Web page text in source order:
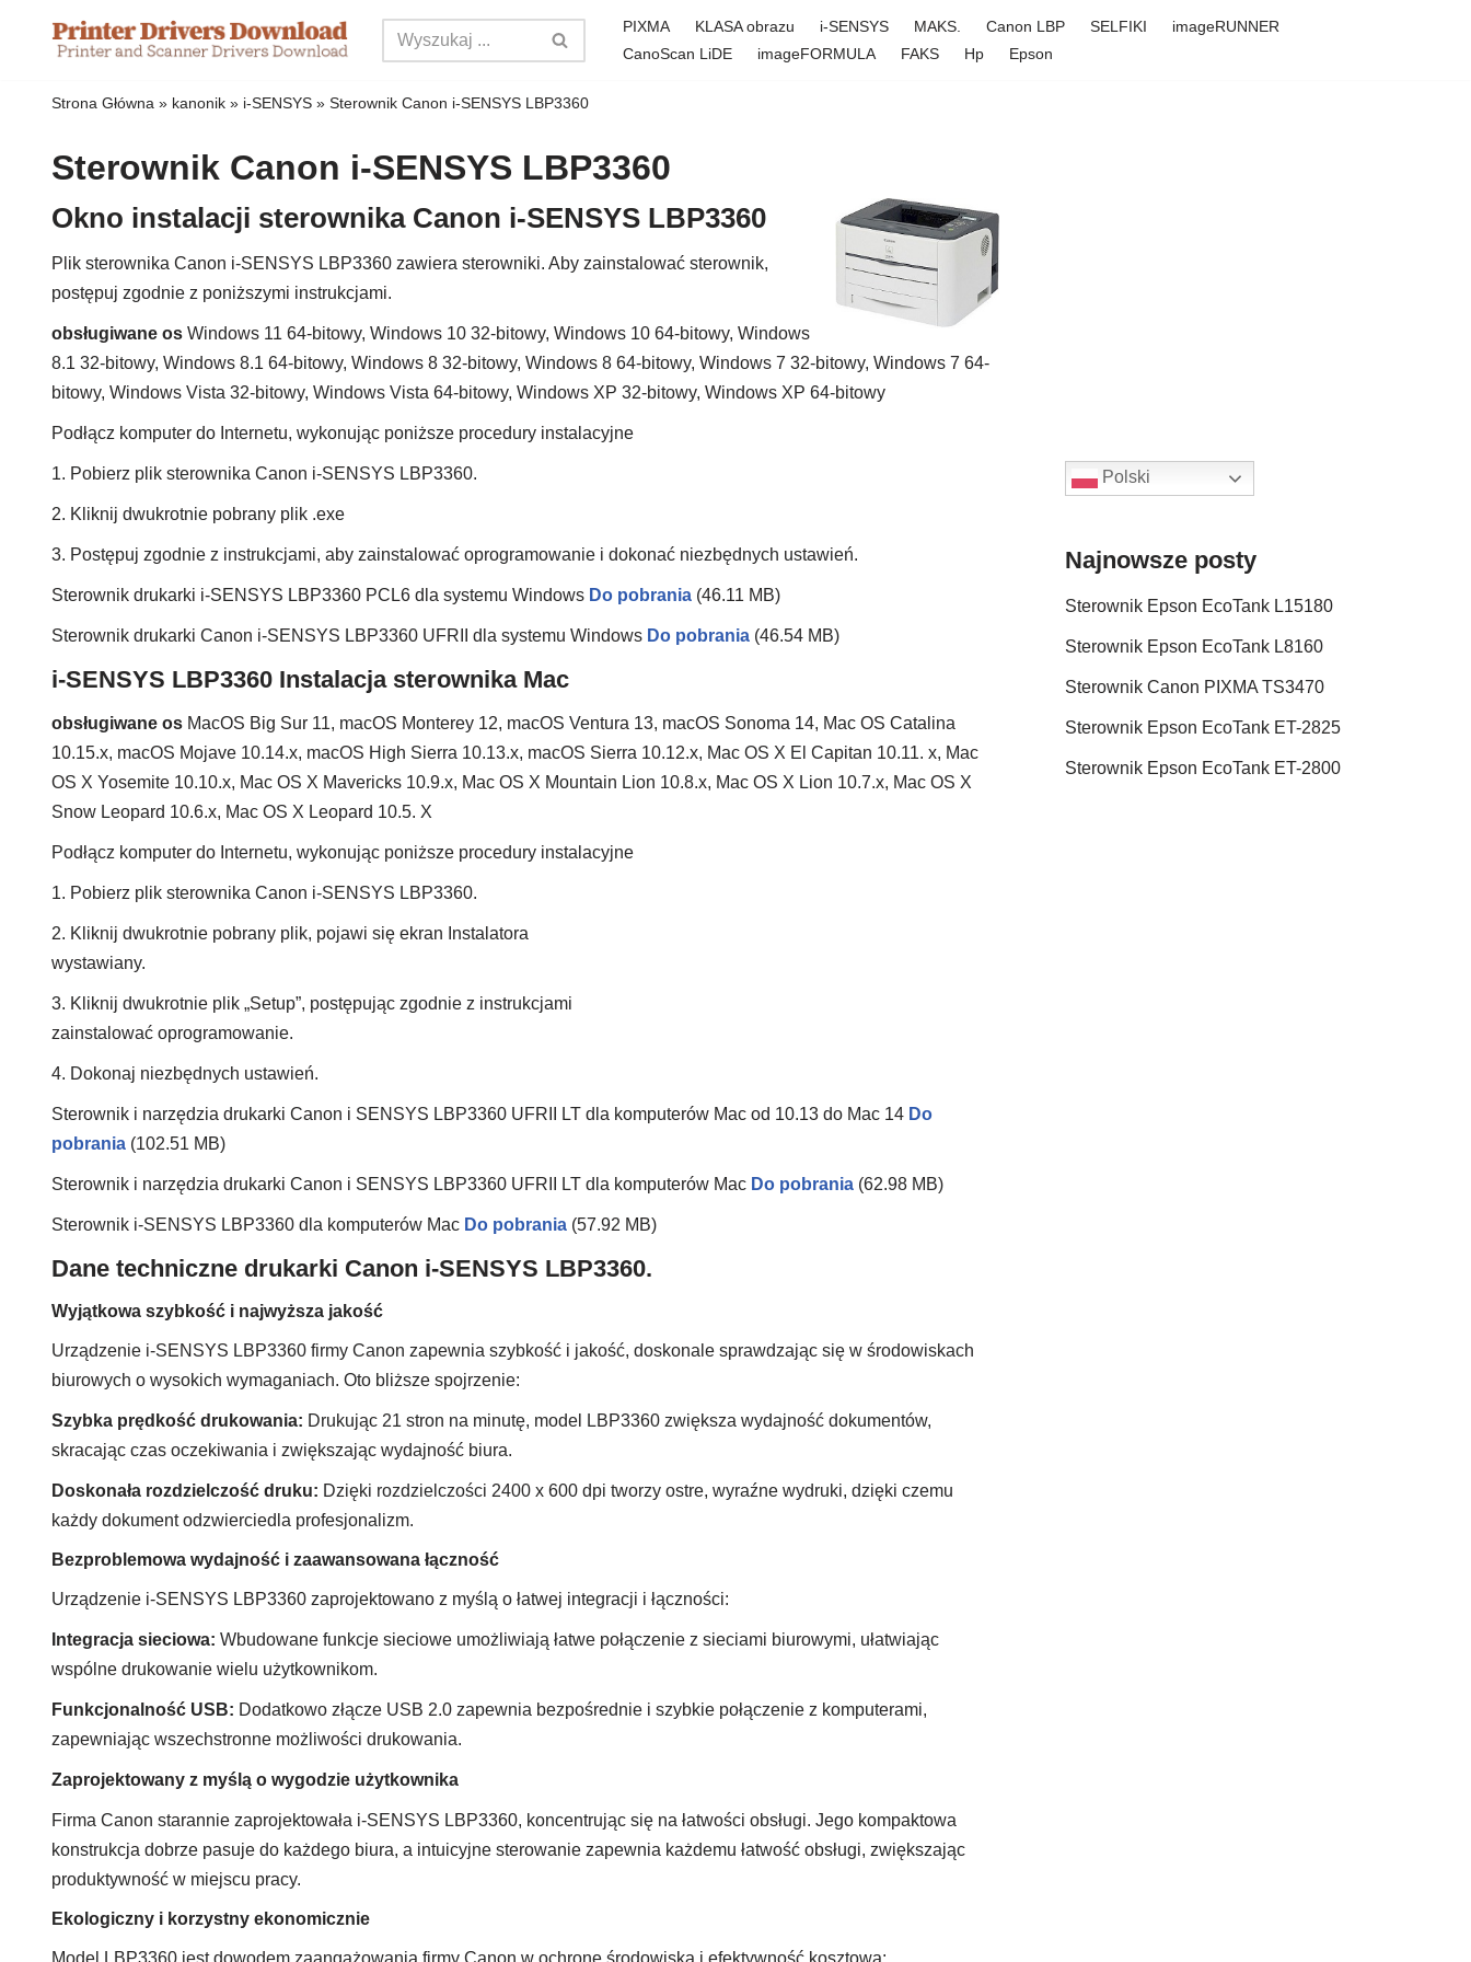
Przejdź
PIXMA KLASA obrazu i-SENSYS MAKS. Canon LBP SELFIKI
imageRUNNER
CanoScan LiDE
imageFORMULA FAKS Hp Epson
Strona Główna » kanonik » i-SENSYS » Sterownik Canon i-SENSYS LBP3360
Sterownik Canon i-SENSYS LBP3360
Okno instalacji sterownika Canon i-SENSYS LBP3360
Plik sterownika Canon i-SENSYS LBP3360 zawiera sterowniki. Aby zainstalować sterownik,
postępuj zgodnie z poniższymi instrukcjami.
obsługiwane os Windows 11 64-bitowy, Windows 10 32-bitowy, Windows 10 64-bitowy, Windows
8.1 32-bitowy, Windows 8.1 64-bitowy, Windows 8 32-bitowy, Windows 8 64-bitowy, Windows 7 32-bitowy, Windows 7 64-
bitowy, Windows Vista 32-bitowy, Windows Vista 64-bitowy, Windows XP 32-bitowy, Windows XP 64-bitowy
Podłącz komputer do Internetu, wykonując poniższe procedury instalacyjne
1. Pobierz plik sterownika Canon i-SENSYS LBP3360.
2. Kliknij dwukrotnie pobrany plik .exe
3. Postępuj zgodnie z instrukcjami, aby zainstalować oprogramowanie i dokonać niezbędnych ustawień.
Sterownik drukarki i-SENSYS LBP3360 PCL6 dla systemu Windows Do pobrania (46.11 MB)
Sterownik drukarki Canon i-SENSYS LBP3360 UFRII dla systemu Windows Do pobrania (46.54 MB)
i-SENSYS LBP3360 Instalacja sterownika Mac
obsługiwane os MacOS Big Sur 11, macOS Monterey 12, macOS Ventura 13, macOS Sonoma 14, Mac OS Catalina
10.15.x, macOS Mojave 10.14.x, macOS High Sierra 10.13.x, macOS Sierra 10.12.x, Mac OS X El Capitan 10.11. x, Mac
OS X Yosemite 10.10.x, Mac OS X Mavericks 10.9.x, Mac OS X Mountain Lion 10.8.x, Mac OS X Lion 10.7.x, Mac OS X
Snow Leopard 10.6.x, Mac OS X Leopard 10.5. X
Podłącz komputer do Internetu, wykonując poniższe procedury instalacyjne
1. Pobierz plik sterownika Canon i-SENSYS LBP3360.
2. Kliknij dwukrotnie pobrany plik, pojawi się ekran Instalatora
wystawiany.
3. Kliknij dwukrotnie plik „Setup”, postępując zgodnie z instrukcjami
zainstalować oprogramowanie.
4. Dokonaj niezbędnych ustawień.
Sterownik i narzędzia drukarki Canon i SENSYS LBP3360 UFRII LT dla komputerów Mac od 10.13 do Mac 14 Do
pobrania (102.51 MB)
Sterownik i narzędzia drukarki Canon i SENSYS LBP3360 UFRII LT dla komputerów Mac Do pobrania (62.98 MB)
Sterownik i-SENSYS LBP3360 dla komputerów Mac Do pobrania (57.92 MB)
Dane techniczne drukarki Canon i-SENSYS LBP3360.
Wyjątkowa szybkość i najwyższa jakość
Urządzenie i-SENSYS LBP3360 firmy Canon zapewnia szybkość i jakość, doskonale sprawdzając się w środowiskach
biurowych o wysokich wymaganiach. Oto bliższe spojrzenie:
Szybka prędkość drukowania: Drukując 21 stron na minutę, model LBP3360 zwiększa wydajność dokumentów,
skracając czas oczekiwania i zwiększając wydajność biura.
Doskonała rozdzielczość druku: Dzięki rozdzielczości 2400 x 600 dpi tworzy ostre, wyraźne wydruki, dzięki czemu
każdy dokument odzwierciedla profesjonalizm.
Bezproblemowa wydajność i zaawansowana łączność
Urządzenie i-SENSYS LBP3360 zaprojektowano z myślą o łatwej integracji i łączności:
Integracja sieciowa: Wbudowane funkcje sieciowe umożliwiają łatwe połączenie z sieciami biurowymi, ułatwiając
wspólne drukowanie wielu użytkownikom.
Funkcjonalność USB: Dodatkowo złącze USB 2.0 zapewnia bezpośrednie i szybkie połączenie z komputerami,
zapewniając wszechstronne możliwości drukowania.
Zaprojektowany z myślą o wygodzie użytkownika
Firma Canon starannie zaprojektowała i-SENSYS LBP3360, koncentrując się na łatwości obsługi. Jego kompaktowa
konstrukcja dobrze pasuje do każdego biura, a intuicyjne sterowanie zapewnia każdemu łatwość obsługi, zwiększając
produktywność w miejscu pracy.
Ekologiczny i korzystny ekonomicznie
Polski
Najnowsze posty
Sterownik Epson EcoTank L15180
Sterownik Epson EcoTank L8160
Sterownik Canon PIXMA TS3470
Sterownik Epson EcoTank ET-2825
Sterownik Epson EcoTank ET-2800